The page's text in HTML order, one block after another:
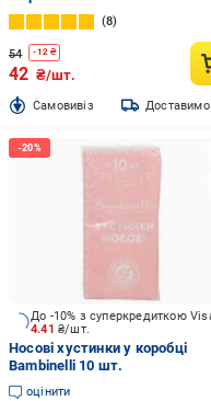
8
54 -12 ₴
42 ₴/шт.
Cамовивіз Доставимо
4.41 ₴/шт.
Носові хустинки у коробці
Bambinelli 10 шт.
оцінити